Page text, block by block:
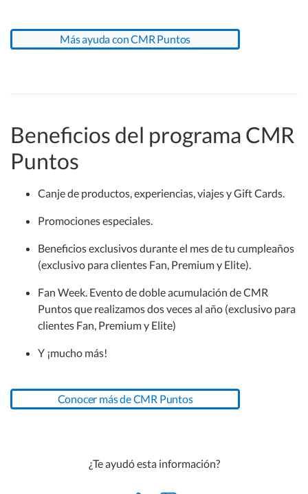
CMR Puntos
Cancelar pedido
Productos con excepciones
Garantía de producto
Crear cuenta
Mis compras
Banco Falabella y tarjeta CMR
Pagar cuota de tarjeta CMR
Aumentar cupo de tarjeta CMR
En Mallplaza
En Open Plaza
Más ayuda con CMR Puntos
Beneficios del programa CMR
Puntos
Canje de productos, experiencias, viajes y Gift Cards.
Promociones especiales.
Beneficios exclusivos durante el mes de tu cumpleaños
(exclusivo para clientes Fan, Premium y Elite).
Fan Week. Evento de doble acumulación de CMR
Puntos que realizamos dos veces al año (exclusivo para
clientes Fan, Premium y Elite)
Y ¡mucho más!
Conocer más de CMR Puntos
¿Te ayudó esta información?